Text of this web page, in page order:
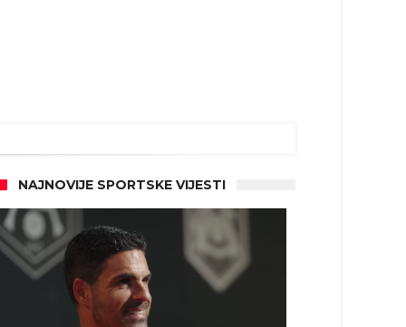
NAJNOVIJE SPORTSKE VIJESTI